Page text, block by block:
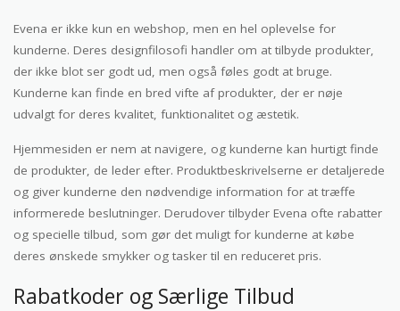
Evena er ikke kun en webshop, men en hel oplevelse for
kunderne. Deres designfilosofi handler om at tilbyde produkter,
der ikke blot ser godt ud, men også føles godt at bruge.
Kunderne kan finde en bred vifte af produkter, der er nøje
udvalgt for deres kvalitet, funktionalitet og æstetik.
Hjemmesiden er nem at navigere, og kunderne kan hurtigt finde
de produkter, de leder efter. Produktbeskrivelserne er detaljerede
og giver kunderne den nødvendige information for at træffe
informerede beslutninger. Derudover tilbyder Evena ofte rabatter
og specielle tilbud, som gør det muligt for kunderne at købe
deres ønskede smykker og tasker til en reduceret pris.
Rabatkoder og Særlige Tilbud